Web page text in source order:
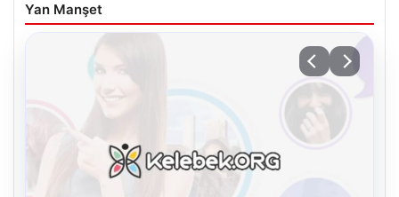
Yan Manşet